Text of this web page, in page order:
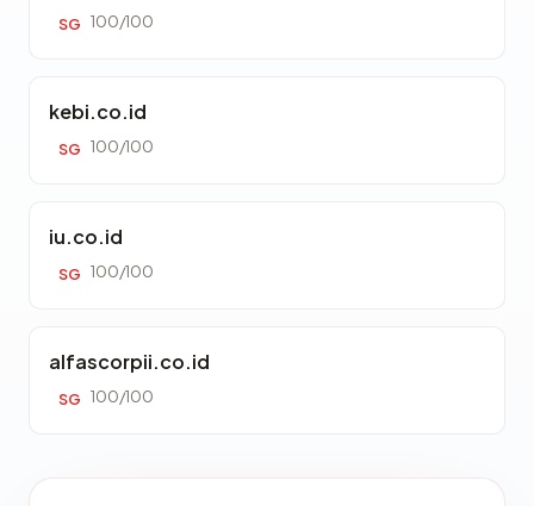
SG 100/100
kebi.co.id
SG 100/100
iu.co.id
SG 100/100
alfascorpii.co.id
SG 100/100